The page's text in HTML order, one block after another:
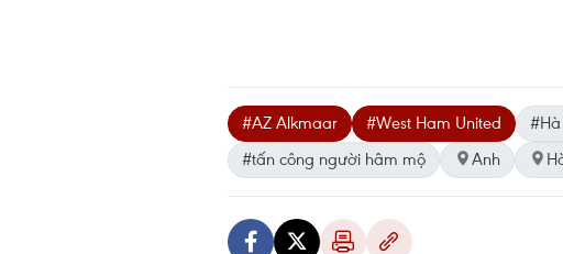
#AZ Alkmaar #West Ham United
#tấn công người hâm mộ
Anh